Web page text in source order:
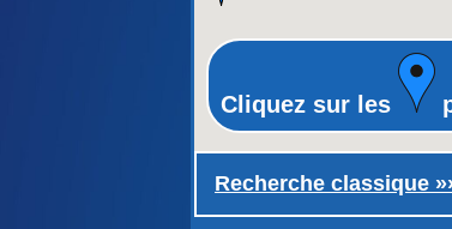
Recherche classique
Recherche classique
Cliquez sur les